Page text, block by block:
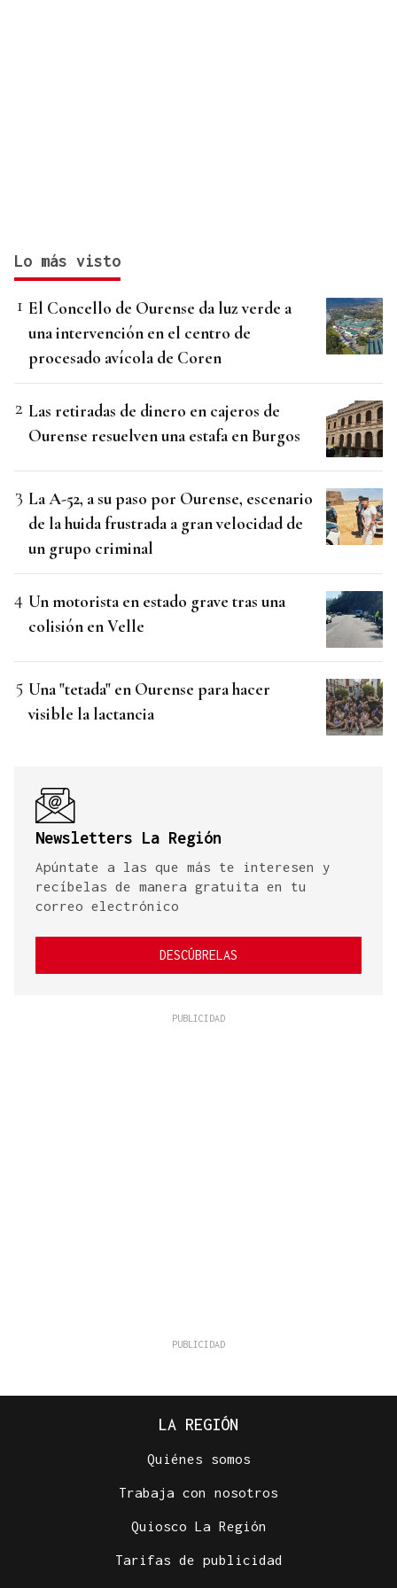
Lo más visto
El Concello de Ourense da luz verde a
una intervención en el centro de
procesado avícola de Coren
Las retiradas de dinero en cajeros de
Ourense resuelven una estafa en Burgos
La A-52, a su paso por Ourense, escenario
de la huida frustrada a gran velocidad de
un grupo criminal
Un motorista en estado grave tras una
colisión en Velle
Una "tetada" en Ourense para hacer
visible la lactancia
Newsletters La Región
Apúntate a las que más te interesen y
recíbelas de manera gratuita en tu
correo electrónico
DESCÚBRELAS
LA REGIÓN
Quiénes somos
Trabaja con nosotros
Quiosco La Región
Tarifas de publicidad